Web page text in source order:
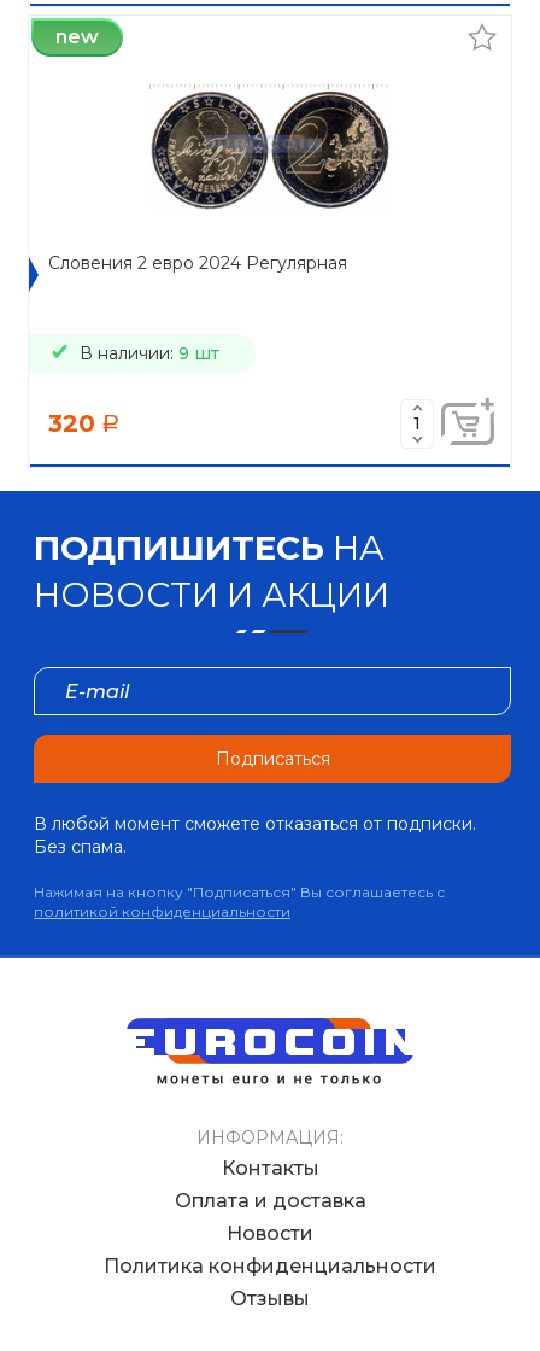
new
Словения 2 евро 2024 Регулярная
В наличии: 9 шт
320 a
ПОДПИШИТЕСЬ НА
НОВОСТИ И АКЦИИ
Подписаться
В любой момент сможете отказаться от подписки.
Без спама.
Нажимая на кнопку "Подписаться" Вы соглашаетесь с
политикой конфиденциальности
ИНФОРМАЦИЯ:
Контакты
Оплата и доставка
Новости
Политика конфиденциальности
Отзывы